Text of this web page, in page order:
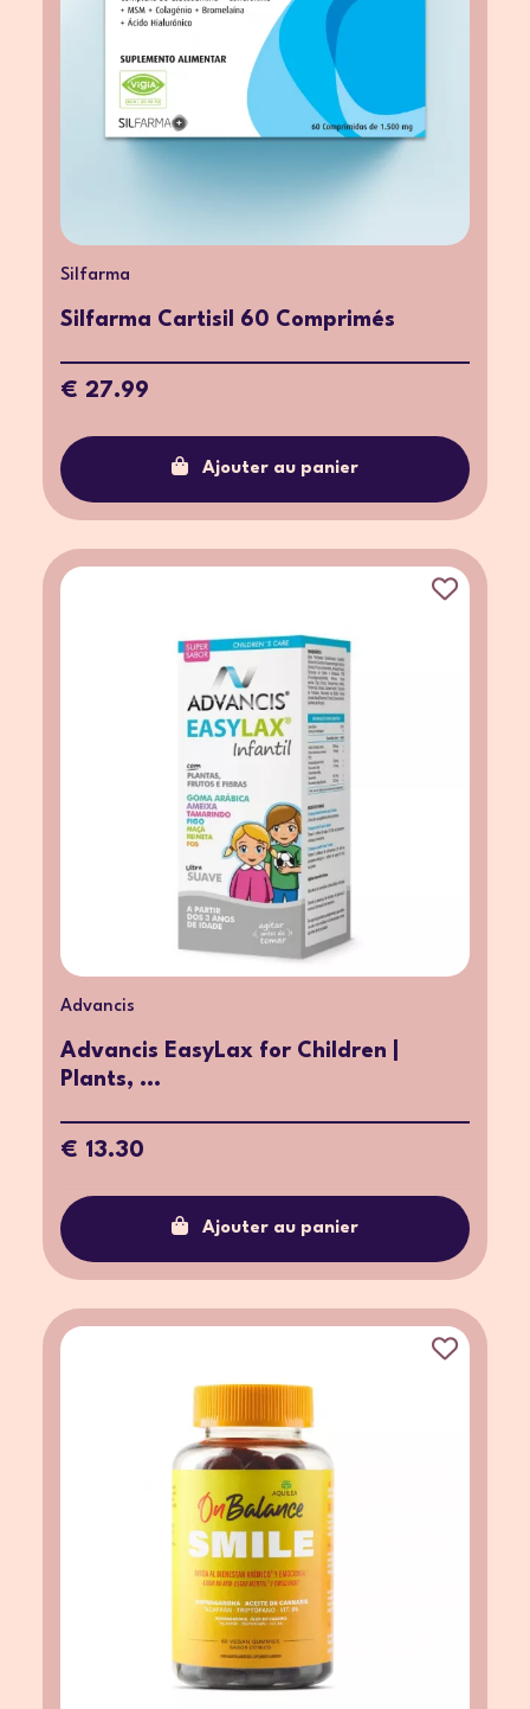
Silfarma
Silfarma Cartisil 60 Comprimés
€ 27.99
Ajouter au panier
Advancis
Advancis EasyLax for Children |
Plants, ...
€ 13.30
Ajouter au panier